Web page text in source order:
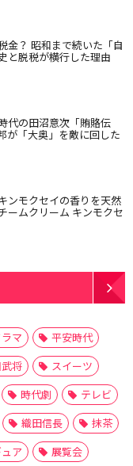
金？ 昭和まで続いた「自
と脱税が横行した理由
代の田沼意次「賄賂伝
が「大奥」を敵に回した
ンモクセイの香りを天然
ームクリーム キンモクセ
マ
平安時代
将
スイーツ
時代劇
テレビ
織田信長
抹茶
ア
展覧会